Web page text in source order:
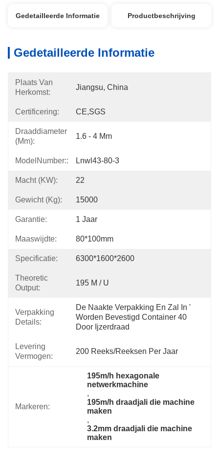
Gedetailleerde Informatie Productbeschrijving
Gedetailleerde Informatie
Plaats Van
Herkomst:
Jiangsu, China
Certificering: CE,SGS
Draaddiameter
(mm):
1.6 - 4 Mm
ModelNumber:: Lnwl43-80-3
Macht (kW): 22
Gewicht (kg): 15000
Garantie: 1 Jaar
Maaswijdte: 80*100mm
Specificatie: 6300*1600*2600
Theoretic
Output:
195 M / U
Verpakking
Details:
De Naakte Verpakking En Zal In '
Worden Bevestigd Container 40
Door Ijzerdraad
Levering
Vermogen:
200 Reeks/Reeksen Per Jaar
Markeren:
195m/h hexagonale
netwerkmachine
,
195m/h draadjali die machine
maken
,
3.2mm draadjali die machine
maken